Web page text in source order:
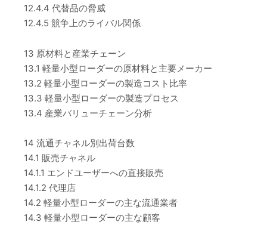
12.4.4 代替品の脅威
12.4.5 競争上のライバル関係
13 原材料と産業チェーン
13.1 軽量小型ローダーの原材料と主要メーカー
13.2 軽量小型ローダーの製造コスト比率
13.3 軽量小型ローダーの製造プロセス
13.4 産業バリューチェーン分析
14 流通チャネル別出荷台数
14.1 販売チャネル
14.1.1 エンドユーザーへの直接販売
14.1.2 代理店
14.2 軽量小型ローダーの主な流通業者
14.3 軽量小型ローダーの主な顧客